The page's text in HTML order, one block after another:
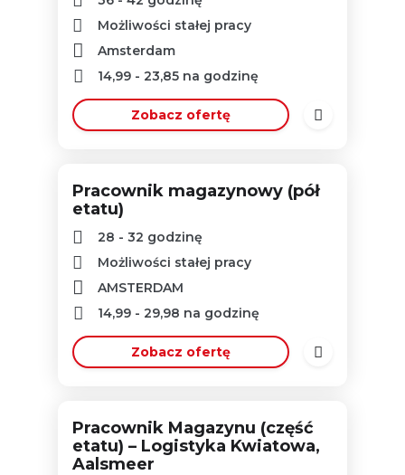
Możliwości stałej pracy
Amsterdam
14,99 - 23,85 na godzinę
Zobacz ofertę
Pracownik magazynowy (pół
etatu)
28 - 32 godzinę
Możliwości stałej pracy
AMSTERDAM
14,99 - 29,98 na godzinę
Zobacz ofertę
Pracownik Magazynu (część
etatu) – Logistyka Kwiatowa,
Aalsmeer